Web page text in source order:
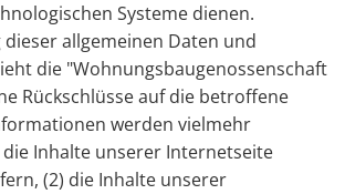
Systeme dienen.
allgemeinen Daten und
die "Wohnungsbaugenossenschaft
Rückschlüsse auf die betroffene
werden vielmehr
Inhalte unserer Internetseite
(2) die Inhalte unserer